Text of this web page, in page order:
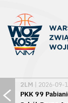
2LM | 2026-09-
PKK 99